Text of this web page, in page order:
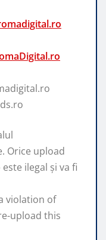
Orice upload
ilegal și va fi
violation of
upload this